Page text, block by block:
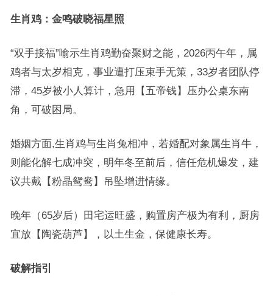
生肖鸡：金鸣破晓福星照
“双手接福”喻示生肖鸡勤奋聚财之能，2026丙午年，属
鸡者与太岁相克，事业遭打压束手无策，33岁者团队停
滞，45岁被小人算计，急用【五帝钱】压办公桌东南
角，可破困局。
婚姻方面,生肖鸡与生肖兔相冲，若婚配对象属生肖牛，
则能化解七成冲突，明年冬至前后，信任危机爆发，建
议共戴【粉晶鸳鸯】吊坠增进情缘。
晚年（65岁后）田宅运旺盛，购置房产极为有利，厨房
宜放【陶瓷葫芦】，以土生金，保健康长寿。
破解指引